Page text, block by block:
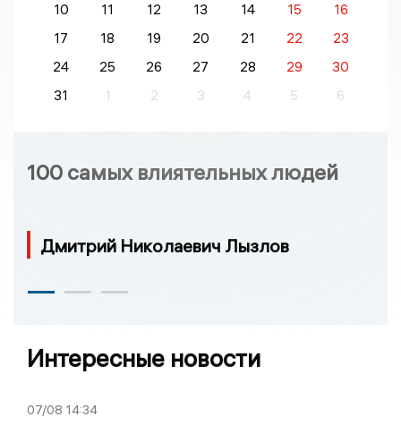
10
11 12 13 14 15
16
17
18 19 20 21 22
23
24
25 26 27 28 29
30
31
1 2 3 4 5 6
100 самых влиятельных людей
Дмитрий Николаевич Лызлов
Интересные новости
07/08 14:34